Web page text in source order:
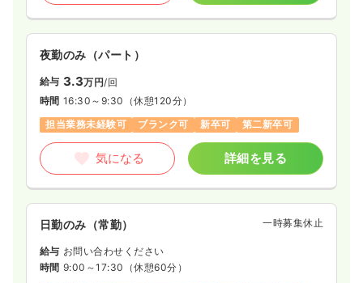
夜勤のみ（パート）
給与 3.3万円/回
時間 16:30～9:30 （休憩120分）
担当業務未経験可
ブランク可 新卒可 第二新卒可
気になる 詳細を見る
日勤のみ（常勤） 一時募集休止
給与 お問い合わせください
時間 9:00～17:30 （休憩60分）